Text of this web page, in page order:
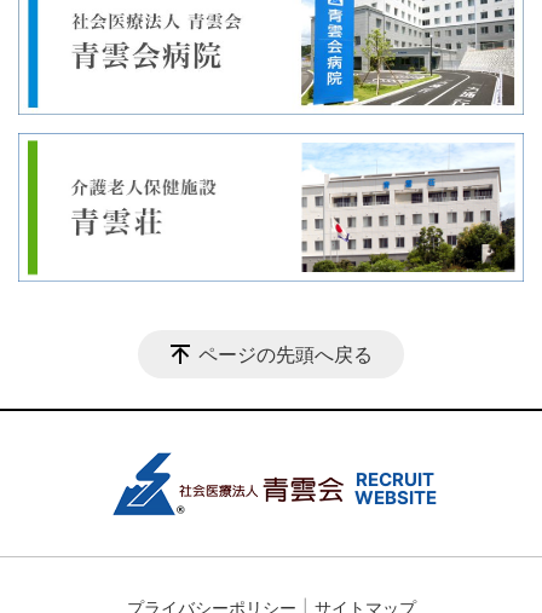
ページの先頭へ戻る
プライバシーポリシー サイトマップ